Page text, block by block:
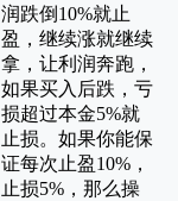
润跌倒10%就止
盈，继续涨就继续
拿，让利润奔跑，
如果买入后跌，亏
损超过本金5%就
止损。如果你能保
证每次止盈10%，
止损5%，那么操